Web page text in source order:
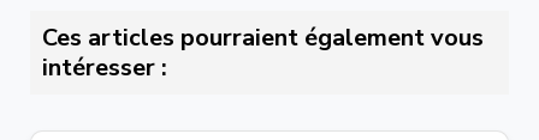
Ces articles pourraient également vous
intéresser :